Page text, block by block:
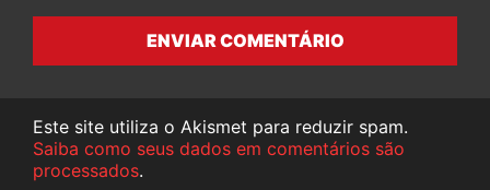
ENVIAR COMENTÁRIO
Este site utiliza o Akismet para reduzir spam.
Saiba como seus dados em comentários são
processados.